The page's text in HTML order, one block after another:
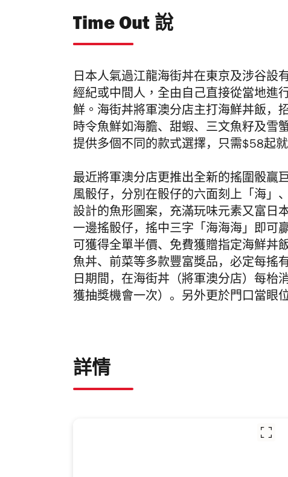
Time Out 說
日本人氣過江龍海街丼在東京及涉谷設
經紀或中間人， 全由自己直接從當地進
鮮。 海街丼將軍澳分店主打海鮮丼飯，
時令魚鮮如海膽、甜蝦、三文魚籽及雪
提供多個不同的款式選擇，只需$58起
最近將軍澳分店更推出全新的搖圍骰贏
風骰仔， 分別在骰仔的六面刻上「海」
設計的魚形圖案，充滿玩味元素又富日
一邊搖骰仔，搖中三字「海海海」 即可
可獲得全單半價、 免費獲贈指定海鮮丼
魚丼、前菜等多款豐富獎品，必定每搖有
日期間，在海街丼（將軍澳分店） 每枱
獲抽獎機會一次） 。另外更於門口當眼
詳情